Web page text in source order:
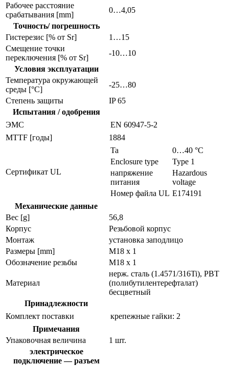
Рабочее расстояние
срабатывания [mm]
0…4,05
Точность/ погрешность
Гистерезис [% от Sr]
1…15
Смещение точки
переключения [% от Sr]
-10…10
Условия эксплуатации
Температура окружающей
среды [°C]
-25…80
Степень защиты
IP 65
Испытания / одобрения
ЭMC
EN 60947-5-2
MTTF [годы]
1884
Сертификат UL
Ta
0…40 °C
Enclosure type
Type 1
напряжение
питания
Hazardous
voltage
Номер файла UL E174191
Механические данные
Вес [g]
56,8
Корпус
Резьбовой корпус
Монтаж
установка заподлицо
Размеры [mm]
M18 x 1
Обозначение резьбы
M18 x 1
Материал
нерж. сталь (1.4571/316Ti), PBT
(полибутилентерефталат)
бесцветный
Принадлежности
Комплект поставки
крепежные гайки: 2
Примечания
Упаковочная величина
1 шт.
электрическое
подключение — разъем